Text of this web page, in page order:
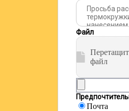
Файл
файл
Почта